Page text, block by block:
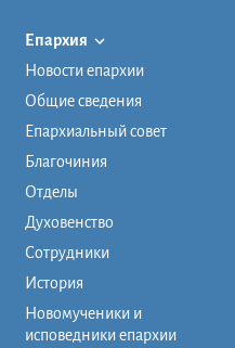
Епархия
Новости епархии
Общие сведения
Епархиальный совет
Благочиния
Отделы
Духовенство
Сотрудники
История
Новомученики и
исповедники епархии